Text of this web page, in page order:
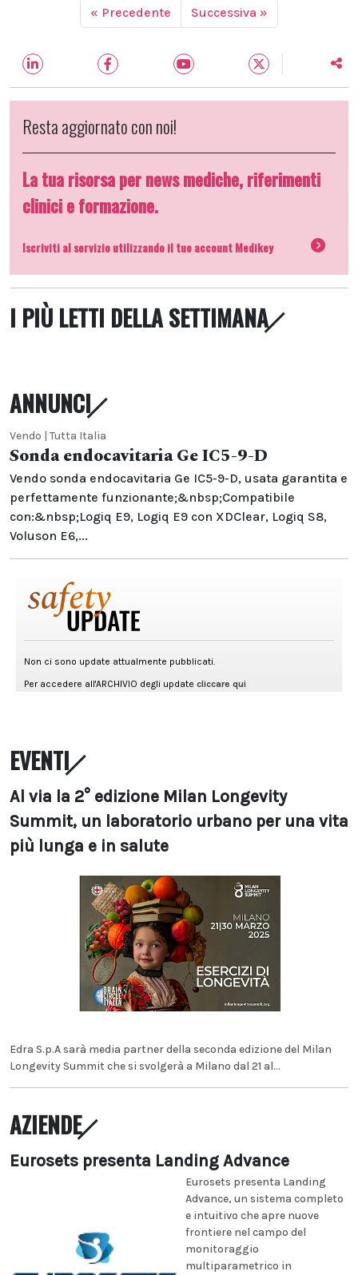
« Precedente Successiva »
Resta aggiornato con noi!
La tua risorsa per news mediche, riferimenti
clinici e formazione.
Iscriviti al servizio utilizzando il tuo account Medikey
I PIÙ LETTI DELLA SETTIMANA
ANNUNCI
Vendo | Tutta Italia
Sonda endocavitaria Ge IC5-9-D
Vendo sonda endocavitaria Ge IC5-9-D, usata garantita e
perfettamente funzionante;&nbsp;Compatibile
con:&nbsp;Logiq E9, Logiq E9 con XDClear, Logiq S8,
Voluson E6,...
EVENTI
Al via la 2° edizione Milan Longevity
Summit, un laboratorio urbano per una vita
più lunga e in salute
Edra S.p.A sarà media partner della seconda edizione del Milan
Longevity Summit che si svolgerà a Milano dal 21 al...
AZIENDE
Eurosets presenta Landing Advance
Eurosets presenta Landing
Advance, un sistema completo
e intuitivo che apre nuove
frontiere nel campo del
monitoraggio
multiparametrico in